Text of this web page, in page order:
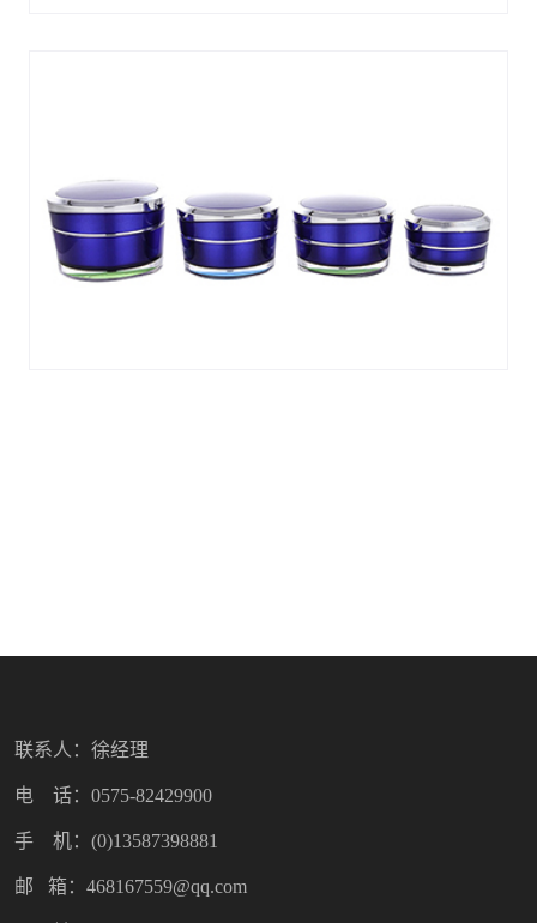
联系人：徐经理
电 话：0575-82429900
手 机：(0)13587398881
邮 箱：468167559@qq.com